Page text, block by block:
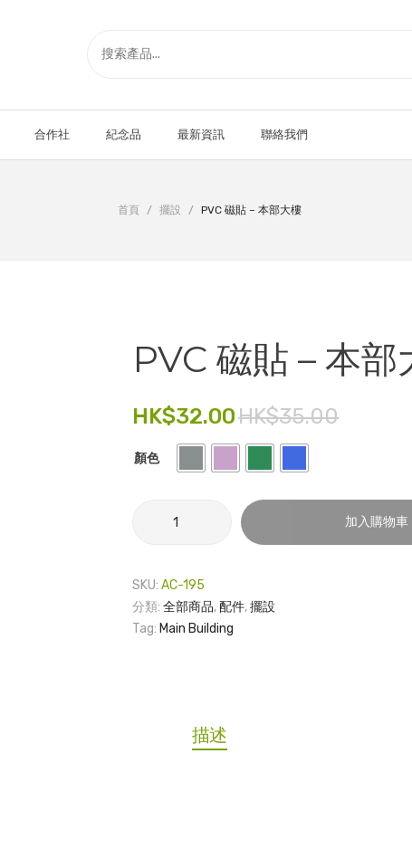
合作社 紀念品 最新資訊 聯絡我們
首頁 / 擺設 / PVC 磁貼 – 本部大樓
PVC 磁貼 – 本部
HK$35.00
HK$32.00
顏色
加入購物車
SKU: AC-195
分類: 全部商品,配件,擺設
Tag: Main Building
描述